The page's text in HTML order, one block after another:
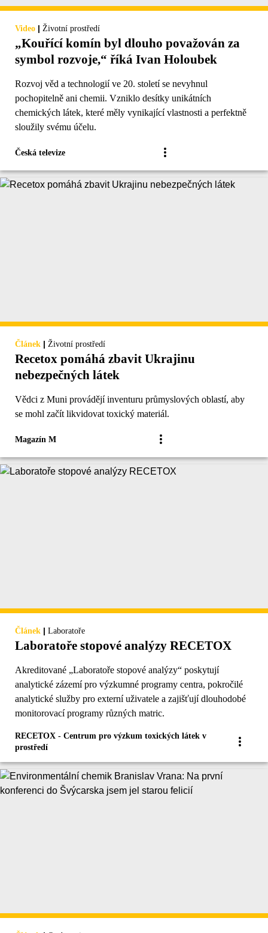
Video | Životní prostředí
„Kouřící komín byl dlouho považován za
symbol rozvoje,“ říká Ivan Holoubek
Rozvoj věd a technologií ve 20. století se nevyhnul
pochopitelně ani chemii. Vzniklo desítky unikátních
chemických látek, které měly vynikající vlastnosti a perfektně
sloužily svému účelu.
Česká televize
Článek | Životní prostředí
Recetox pomáhá zbavit Ukrajinu
nebezpečných látek
Vědci z Muni provádějí inventuru průmyslových oblastí, aby
se mohl začít likvidovat toxický materiál.
Magazín M
Článek | Laboratoře
Laboratoře stopové analýzy RECETOX
Akreditované „Laboratoře stopové analýzy“ poskytují
analytické zázemí pro výzkumné programy centra, pokročilé
analytické služby pro externí uživatele a zajišťují dlouhodobé
monitorovací programy různých matric.
RECETOX - Centrum pro výzkum toxických látek v
prostředí